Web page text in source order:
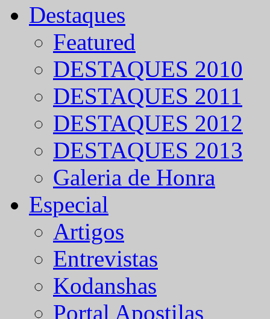
Destaques
Featured
DESTAQUES 2010
DESTAQUES 2011
DESTAQUES 2012
DESTAQUES 2013
Galeria de Honra
Especial
Artigos
Entrevistas
Kodanshas
Portal Apostilas